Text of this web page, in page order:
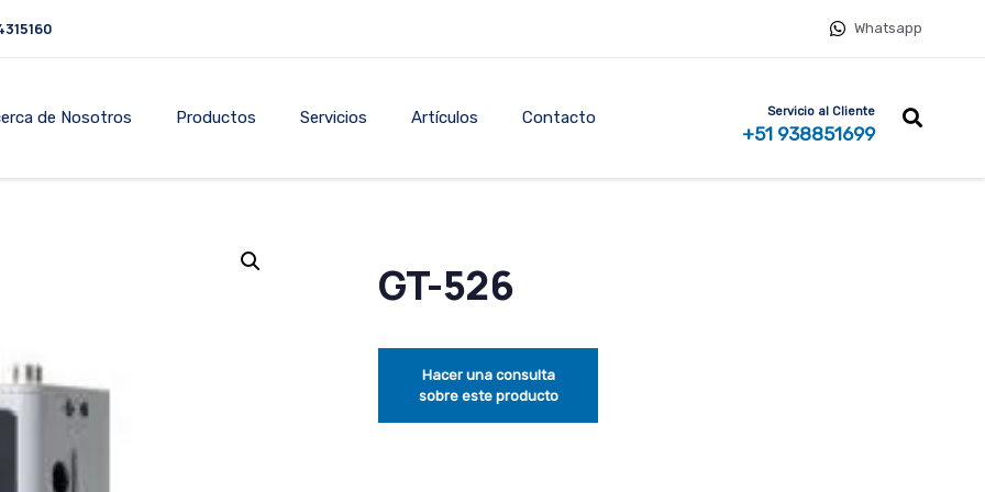
Whatsapp
de Nosotros Productos Servicios Artículos Contacto Servicio al Cliente
+51 938851699
GT-526